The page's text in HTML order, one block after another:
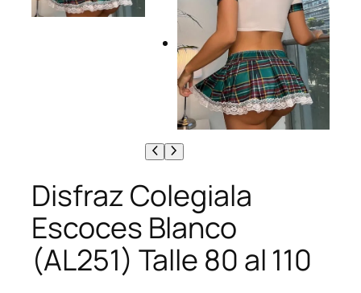
Disfraz Colegiala
Escoces Blanco
(AL251) Talle 80 al 110